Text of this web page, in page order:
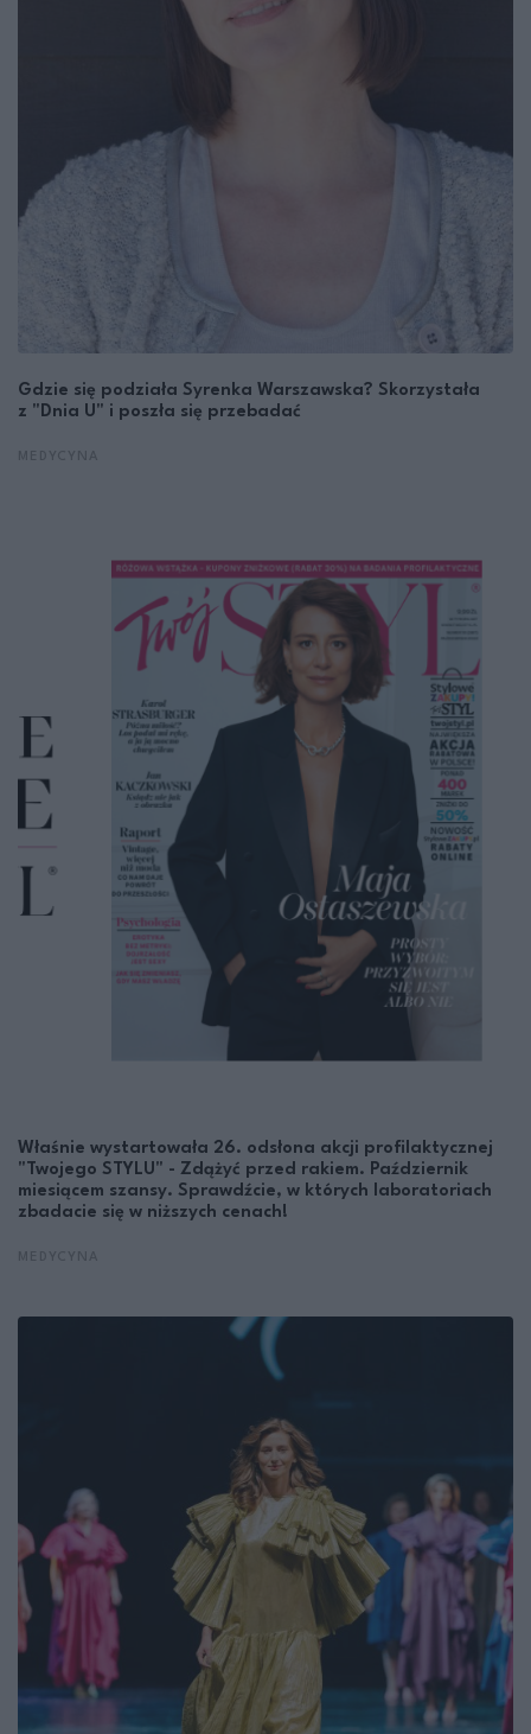
Gdzie się podziała Syrenka Warszawska? Skorzystała
z "Dnia U" i poszła się przebadać
Właśnie wystartowała 26. odsłona akcji profilaktycznej
"Twojego STYLU" - Zdążyć przed rakiem. Październik
miesiącem szansy. Sprawdźcie, w których laboratoriach
zbadacie się w niższych cenach!